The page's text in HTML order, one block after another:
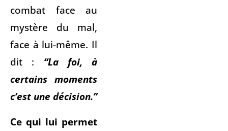
combat face au
mystère du mal,
face à lui-même. Il
dit : “​La foi, à
certains moments
c’est une décision.”
Ce qui lui permet